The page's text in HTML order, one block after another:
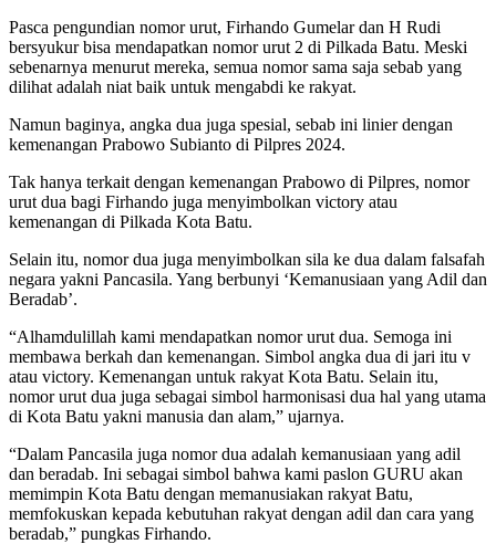
Pasca pengundian nomor urut, Firhando Gumelar dan H Rudi
bersyukur bisa mendapatkan nomor urut 2 di Pilkada Batu. Meski
sebenarnya menurut mereka, semua nomor sama saja sebab yang
dilihat adalah niat baik untuk mengabdi ke rakyat.
Namun baginya, angka dua juga spesial, sebab ini linier dengan
kemenangan Prabowo Subianto di Pilpres 2024.
Tak hanya terkait dengan kemenangan Prabowo di Pilpres, nomor
urut dua bagi Firhando juga menyimbolkan victory atau
kemenangan di Pilkada Kota Batu.
Selain itu, nomor dua juga menyimbolkan sila ke dua dalam falsafah
negara yakni Pancasila. Yang berbunyi ‘Kemanusiaan yang Adil dan
Beradab’.
“Alhamdulillah kami mendapatkan nomor urut dua. Semoga ini
membawa berkah dan kemenangan. Simbol angka dua di jari itu v
atau victory. Kemenangan untuk rakyat Kota Batu. Selain itu,
nomor urut dua juga sebagai simbol harmonisasi dua hal yang utama
di Kota Batu yakni manusia dan alam,” ujarnya.
“Dalam Pancasila juga nomor dua adalah kemanusiaan yang adil
dan beradab. Ini sebagai simbol bahwa kami paslon GURU akan
memimpin Kota Batu dengan memanusiakan rakyat Batu,
memfokuskan kepada kebutuhan rakyat dengan adil dan cara yang
beradab,” pungkas Firhando.